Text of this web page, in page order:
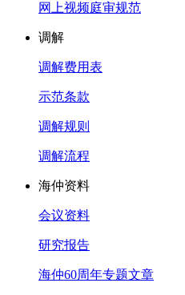
网上视频庭审规范
调解
调解费用表
示范条款
调解规则
调解流程
海仲资料
会议资料
研究报告
海仲60周年专题文章